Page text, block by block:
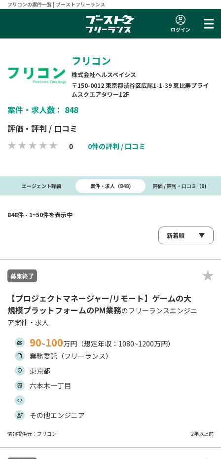
フリコンの案件一覧 | ブーストフリーランス
ログイン
フリコン
株式会社ヘルスベイシス
〒150-0012 東京都渋谷区広尾1-1-39 恵比寿プライ
ムスクエアタワー12F
案件・求人数： 848
評価・評判 / 口コミ
0 0件の評判 / 口コミ
エージェント詳細 案件・求人（848) 評価 / 評判・口コミ（0)
848件 - 1~50件を表示中
募集終了
【プロジェクトマネージャー/リモート】ゲームの大
規模プラットフォームのPM業務のフリーランスエンジニ
ア案件・求人
90~100万円（想定年収：1080~1200万円）
業務委託（フリーランス）
東京都
六本木一丁目
その他エンジニア
情報提供元：フリコン 2年以上前